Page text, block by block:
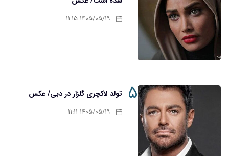
۱۴۰۵/۰۵/۱۹ ۱۱:۱۵
۵ تولد لاکچری گلزار در دبی/ عکس
۱۴۰۵/۰۵/۱۹ ۱۱:۱۱